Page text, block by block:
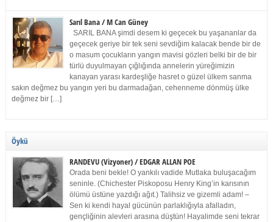
Sarıl Bana / M Can Güney
SARIL BANA şimdi desem ki geçecek bu yaşananlar da
geçecek geriye bir tek seni sevdiğim kalacak bende bir de
o masum çocukların yangın mavisi gözleri belki bir de bir
türlü duyulmayan çığlığında annelerin yüreğimizin
kanayan yarası kardeşliğe hasret o güzel ülkem sanma
sakın değmez bu yangın yeri bu darmadağan, cehenneme dönmüş ülke
değmez bir […]
Öykü
RANDEVU (Vizyoner) / EDGAR ALLAN POE
Orada beni bekle! O yankılı vadide Mutlaka buluşacağım
seninle. (Chichester Piskoposu Henry King’in karısının
ölümü üstüne yazdığı ağıt.) Talihsiz ve gizemli adam! –
Sen ki kendi hayal gücünün parlaklığıyla afalladın,
gençliğinin alevleri arasına düştün! Hayalimde seni tekrar